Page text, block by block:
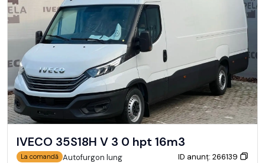
IVECO 35S18H V 3 0 hpt 16m3
La comandă Autofurgon lung
ID anunț: 266139